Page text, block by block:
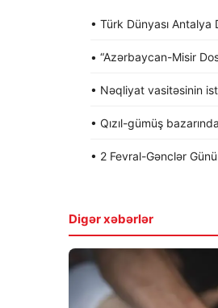
• Türk Dünyası Antalya
• “Azərbaycan-Misir
• Nəqliyat vasitəsinin
• Qızıl-gümüş
• 2 Fevral-Gənclər
Digər xəbərlər